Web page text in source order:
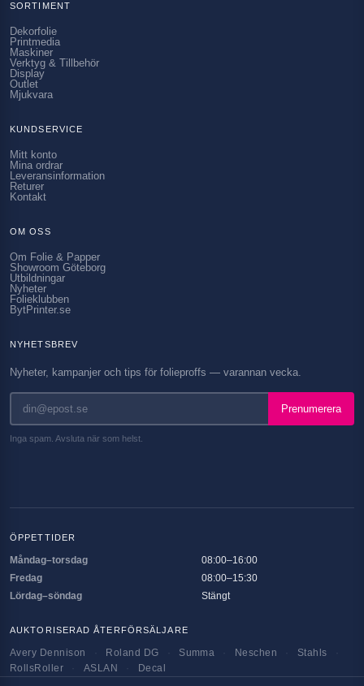
SORTIMENT
Dekorfolie
Printmedia
Maskiner
Verktyg & Tillbehör
Display
Outlet
Mjukvara
KUNDSERVICE
Mitt konto
Mina ordrar
Leveransinformation
Returer
Kontakt
OM OSS
Om Folie & Papper
Showroom Göteborg
Utbildningar
Nyheter
Folieklubben
BytPrinter.se
NYHETSBREV
Nyheter, kampanjer och tips för folieproffs — varannan vecka.
Prenumerera
Inga spam. Avsluta när som helst.
ÖPPETTIDER
Måndag–torsdag
08:00–16:00
Fredag
08:00–15:30
Lördag–söndag
Stängt
AUKTORISERAD ÅTERFÖRSÄLJARE
Avery Dennison Roland DG Summa Neschen Stahls
RollsRoller
ASLAN Decal